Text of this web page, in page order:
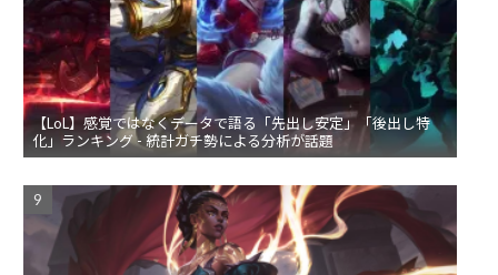
【LoL】感覚ではなくデータで語る「先出し安定」「後出し特
化」ランキング - 統計ガチ勢による分析が話題